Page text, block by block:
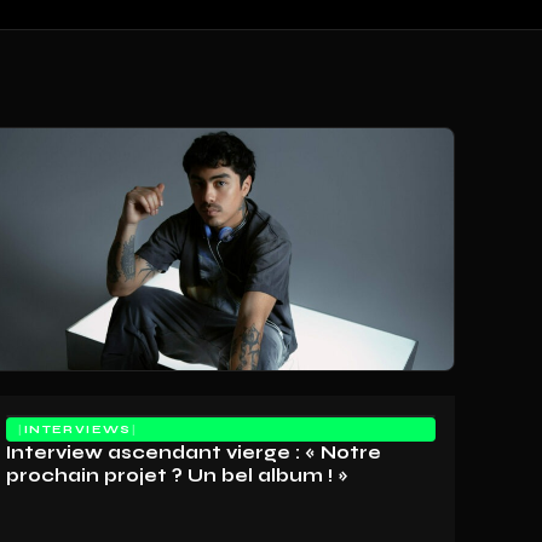
INTERVIEWS
Interview ascendant vierge : « Notre
prochain projet ? Un bel album ! »